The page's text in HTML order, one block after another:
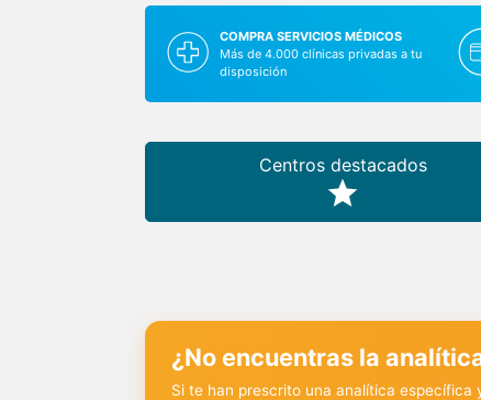
COMPRA SERVICIOS MÉDICOS
Más de 4.000 clínicas privadas a tu
disposición
Centros destacados
¿No encuentras la
Si te han prescrito una analítica específica